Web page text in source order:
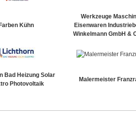
Farben Kühn
Werkzeuge
Eisenwaren
Winkelmann GmbH &
Bad Heizung Solar
Photovoltaik
Malermeister